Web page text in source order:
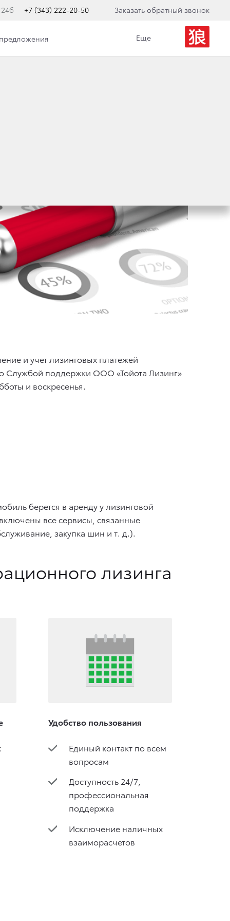
+7 (343) 222-20-50 Заказать обратный звонок
Еще
и учет лизинговых платежей
Службой поддержки ООО «Тойота Лизинг»
и воскресенья.
берется в аренду у лизинговой
все сервисы, связанные
закупка шин и т. д.).
лизинга
Удобство пользования
Единый контакт по всем
вопросам
Доступность 24/7,
профессиональная
поддержка
Исключение наличных
взаиморасчетов